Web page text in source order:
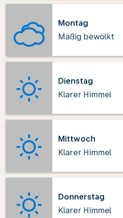
Montag
Mäßig bewölkt
Dienstag
Klarer Himmel
Mittwoch
Klarer Himmel
Donnerstag
Klarer Himmel